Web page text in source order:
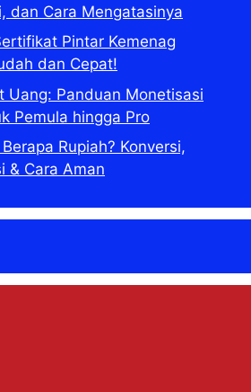
dan Cara Mengatasinya
Pintar Kemenag
dan Cepat!
Uang: Panduan Monetisasi
Pemula hingga Pro
Rupiah? Konversi,
& Cara Aman